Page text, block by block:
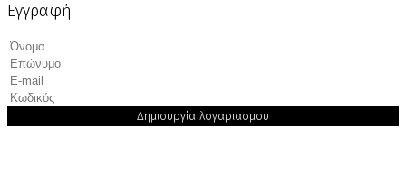
Εγγραφή
Δημιουργία λογαριασμού